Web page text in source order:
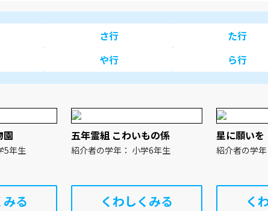
さ行 た行
や行 ら行
園
年： 小学5年生
る
五年霊組 こわいもの係
紹介者の学年： 小学6年生
くわしくみる
星に願いを
く